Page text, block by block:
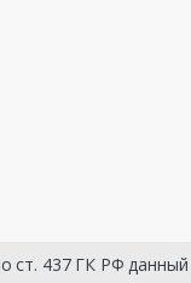
ст. 437 ГК РФ